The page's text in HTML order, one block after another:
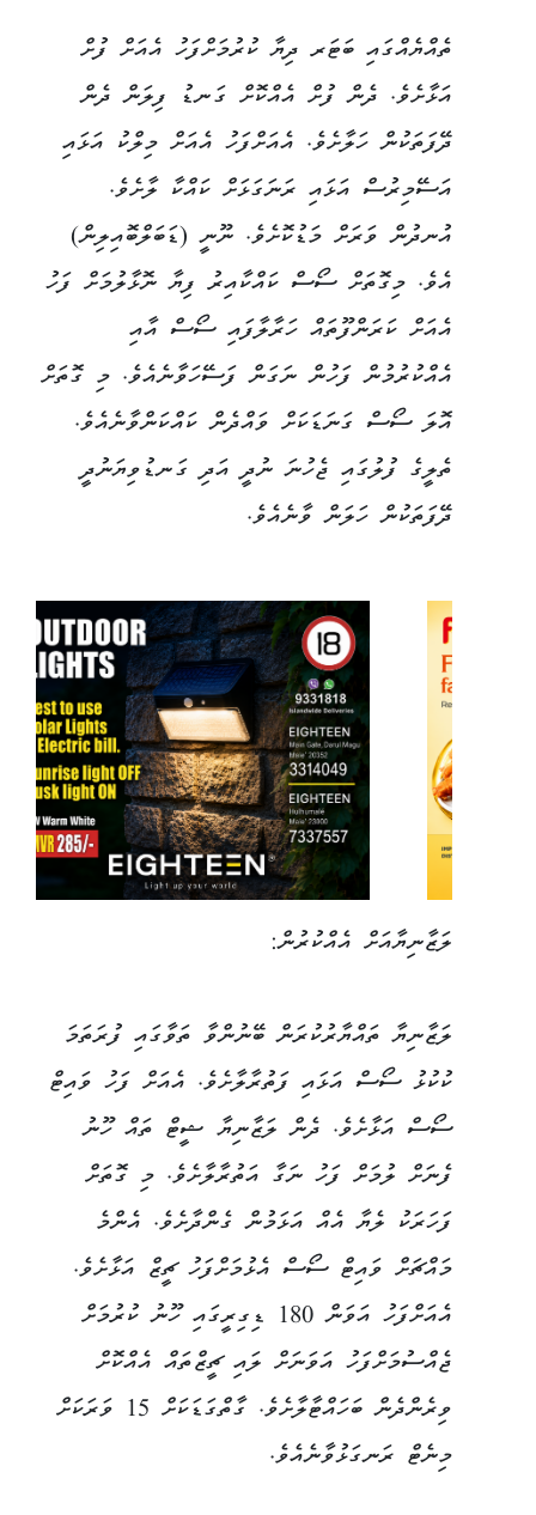
ތެއްޔެއްގައި ބަޓަރ ދިޔާ ކުރުމަށްފަހު އެއަށް ފުށް
އަޅާށެވެ. ދެން ފުށް އެއްކޮށް ގަނޑު ފިލަން ދެން
ދޭފަތަކުން ހަލާށެވެ. އެއަށްފަހު އެއަށް މިލްކު އަޅައި
އަސޭމިރުސް އަޅައި ރަނަގަޅަށް ކައްކާ ލާށެވެ.
އުނދުން ވަރަށް މަޑުކޮށެވެ. ނޫނީ (ޑަބަލްބޮއިލިން)
އެވެ. މިގޮތަށް ސޯސް ކައްކާއިރު ފިޔާ ނޮޅާލުމަށް ފަހު
އެއަށް ކަރަންފޫތައް ހަރާލާފައި ސޯސް އާއި
އެއްކުރުމުން ފަހުން ނަގަން ފަސޭހަވާނެއެވެ. މި ގޮތަށް
އޮލަ ސޯސް ގަނަޑަކަށް ވައްދެން ކައްކަންވާނެއެވެ.
ތެލީގެ ފުލުގައި ޖެހުނަ ނުދީ އަދި ގަނޑުވިޔަނުދީ
ދޭފަތަކުން ހަލަން ވާނެއެވެ.
ލަޒާނިޔާއަށް އެއްކުރުން:
ލަޒާނިޔާ ތައްޔާރުކުރަން ބޭނުންވާ ތަވާގައި ފުރަތަމަ
ކުކުޅު ސޯސް އަޅައި ފަތުރާލާށެވެ. އެއަށް ފަހު ވައިޓް
ސޯސް އަޅާށެވެ. ދެން ލަޒާނިޔާ ޝީޓް ތައް ހޫނު
ފެނަށް ލުމަށް ފަހު ނަގާ އަތުރާލާށެވެ. މި ގޮތަށް
ފަހަރަކު ލެޔާ އެއް އަޅަމުން ގެންދާށެވެ. އެންމެ
މައްޗަށް ވައިޓް ސޯސް އެޅުމަށްފަހު ޗީޒް އަޅާށެވެ.
އެއަށްފަހު އަވަން 180 ޑިގިރީގައި ހޫނު ކުރުމަށް
ޖެއްސުމަށްފަހު އަވަނަށް ލައި ޗީޒްތައް އެއްކޮށް
ވިރެންދެން ބަހައްޓާލާށެވެ. ގާތްގަޑަކަށް 15 ވަރަކަށް
މިނެޓް ރަނގަޅުވާނެއެވެ.